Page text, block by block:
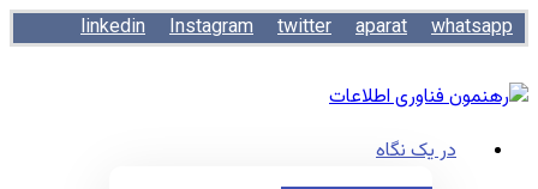
linkedin Instagram twitter aparat whatsapp
در یک نگاه